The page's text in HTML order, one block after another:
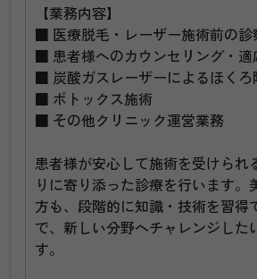
【業務内容】
■ 医療脱毛・レーザー施術前の診
■ 患者様へのカウンセリング・適
■ 炭酸ガスレーザーによるほくろ
■ ボトックス施術
■ その他クリニック運営業務
患者様が安心して施術を受けられ
りに寄り添った診療を行います。
方も、段階的に知識・技術を習得
で、新しい分野へチャレンジした
す。